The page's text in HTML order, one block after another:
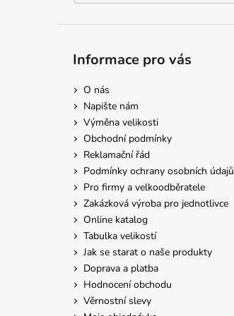
Informace pro vás
O nás
Napište nám
Výměna velikosti
Obchodní podmínky
Reklamační řád
Podmínky ochrany osobních údajů
Pro firmy a velkoodběratele
Zakázková výroba pro jednotlivce
Online katalog
Tabulka velikostí
Jak se starat o naše produkty
Doprava a platba
Hodnocení obchodu
Věrnostní slevy